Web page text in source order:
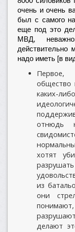
очень и очень
был с самого
еще под это
МВД,
действительно
надо иметь [в
Первое,
каких-
отнюдь
хотят
из
они
делают